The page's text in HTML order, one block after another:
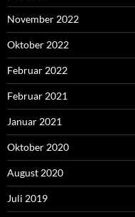
November 2022
Oktober 2022
Februar 2022
Februar 2021
Januar 2021
Oktober 2020
August 2020
Juli 2019